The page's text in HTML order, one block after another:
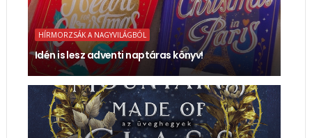
HÍRMORZSÁK A NAGYVILÁGBÓL
Idén is lesz adventi naptáras könyv!